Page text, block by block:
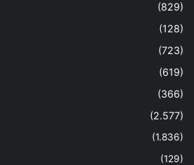
(829)
(128)
(723)
(619)
(366)
(2.577)
(1.836)
(129)